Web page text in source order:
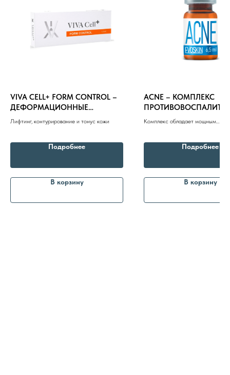
VIVA CELL+ FORM CONTROL –
ДЕФОРМАЦИОННЫЕ
ИЗМЕНЕНИЯ КОЖИ 1.5ml
Лифтинг, контурирование и тонус кожи
Подробнее
В корзину
ACNE – КОМПЛЕКС
И
Комплекс обладает мощным
Подробнее
В корзину
Политика
конфиденциальности
8 (982) 297 07 97
8 (982) 277 07 97